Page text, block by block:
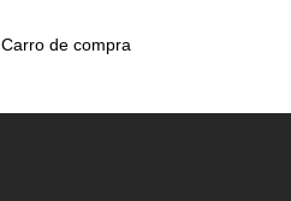
Carro de compra